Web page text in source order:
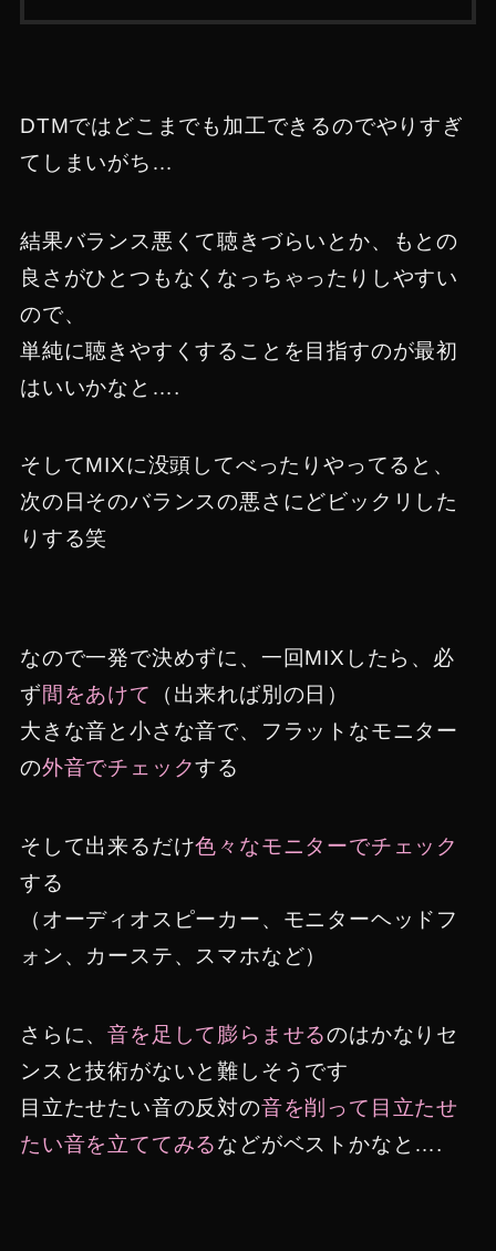
DTMではどこまでも加工できるのでやりすぎ
てしまいがち…
結果バランス悪くて聴きづらいとか、もとの
良さがひとつもなくなっちゃったりしやすい
ので、
単純に聴きやすくすることを目指すのが最初
はいいかなと….
そしてMIXに没頭してべったりやってると、
次の日そのバランスの悪さにどビックリした
りする笑
なので一発で決めずに、一回MIXしたら、必
ず間をあけて
（出来れば別の日）
大きな音と小さな音で、フラットなモニター
の外音でチェックする
そして出来るだけ色々なモニターでチェック
する
（オーディオスピーカー、モニターヘッドフ
ォン、カーステ、スマホなど）
さらに、音を足して膨らませるのはかなりセ
ンスと技術がないと難しそうです
目立たせたい音の反対の音を削って目立たせ
たい音を立ててみるなどがベストかなと….